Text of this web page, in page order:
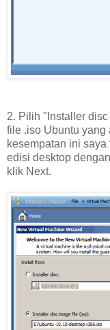
2. Pilih "Installer
file .iso Ubuntu yang
kesempatan ini
edisi desktop
klik Next.